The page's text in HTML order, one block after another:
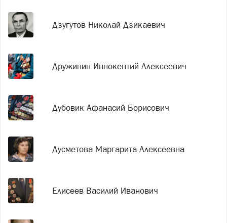
Дзугутов Николай Дзикаевич
Дружинин Иннокентий Алексеевич
Дубовик Афанасий Борисович
Дусметова Маргарита Алексеевна
Елисеев Василий Иванович